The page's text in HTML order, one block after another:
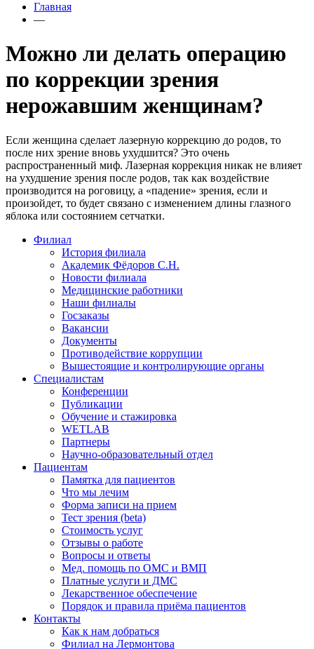
Главная
—
Можно ли делать операцию
по коррекции зрения
нерожавшим женщинам?
Если женщина сделает лазерную коррекцию до родов, то
после них зрение вновь ухудшится? Это очень
распространенный миф. Лазерная коррекция никак не влияет
на ухудшение зрения после родов, так как воздействие
производится на роговицу, а «падение» зрения, если и
произойдет, то будет связано с изменением длины глазного
яблока или состоянием сетчатки.
Филиал
История филиала
Академик Фёдоров С.Н.
Новости филиала
Медицинские работники
Наши филиалы
Госзаказы
Вакансии
Документы
Противодействие коррупции
Вышестоящие и контролирующие органы
Специалистам
Конференции
Публикации
Обучение и стажировка
WETLAB
Партнеры
Научно-образовательный отдел
Пациентам
Памятка для пациентов
Что мы лечим
Форма записи на прием
Тест зрения (beta)
Стоимость услуг
Отзывы о работе
Вопросы и ответы
Мед. помощь по ОМС и ВМП
Платные услуги и ДМС
Лекарственное обеспечение
Порядок и правила приёма пациентов
Контакты
Как к нам добраться
Филиал на Лермонтова